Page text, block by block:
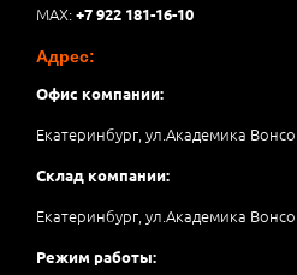
MAX:+7 922 181-16-10
Адрес:
Офис компании:
Екатеринбург, ул.Академика
Склад компании:
Екатеринбург, ул.Академика
Режим работы: